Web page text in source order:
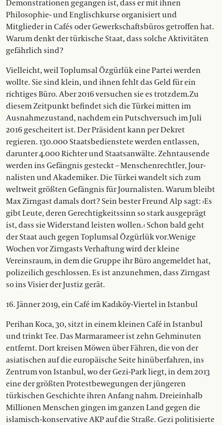
Demonstrationen gegangen ist, dass er mit ihnen
Philosophie- und Englischkurse organisiert und
Mitglieder in Cafés oder Gewerkschaftsbüros getroffen hat.
Warum denkt der türkische Staat, dass solche Aktivitäten
gefährlich sind?
Vielleicht, weil Toplumsal Özgürlük eine Partei werden
wollte. Sie sind klein, und ihnen fehlt das Geld für ein
richtiges Büro. Aber 2016 versuchen sie es trotzdem.Zu
diesem Zeitpunkt befindet sich die Türkei mitten im
Ausnahmezustand, nachdem ein Putschversuch im Juli
2016 gescheitert ist. Der Präsident kann per Dekret
regieren. 130.000 Staatsbedienstete werden entlassen,
darunter 4.000 Richter und Staatsanwälte. Zehntausende
werden ins Gefängnis gesteckt – Menschenrechtler, Jour­
nalisten und Akademiker. Die Türkei wandelt sich zum
weltweit größten Gefängnis für Journalisten. Warum bleibt
Max Zirngast damals dort? Sein bester Freund Alp sagt: ›Es
gibt Leute, deren Gerechtigkeitssinn so stark ausgeprägt
ist, dass sie Widerstand leisten wollen.‹ Schon bald geht
der Staat auch gegen Toplumsal Özgürlük vor.Wenige
Wochen vor Zirngasts Verhaftung wird der kleine
Vereinsraum, in dem die Gruppe ihr Büro angemeldet hat,
polizeilich geschlossen. Es ist anzunehmen, dass Zirngast
so ins Visier der Justiz gerät.
16. Jänner 2019, ein Café im Kadıköy-Viertel in Istanbul
Perihan Koca, 30, sitzt in einem kleinen Café in Istanbul
und trinkt Tee. Das Marmarameer ist zehn Gehminuten
entfernt. Dort kreisen Möwen über Fähren, die von der
asiatischen auf die europäische Seite hinüberfahren, ins
Zentrum von Istanbul, wo der Gezi-Park liegt, in dem 2013
eine der größten Protestbewegungen der jüngeren
türkischen Geschichte ihren Anfang nahm. Dreieinhalb
Millionen Menschen gingen im ganzen Land gegen die
islamisch-konservative AKP auf die Straße. Gezi politisierte